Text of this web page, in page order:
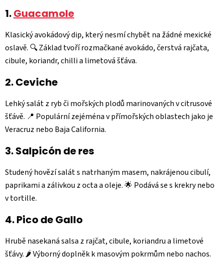
1.Guacamole
Klasický avokádový dip, který nesmí chybět na žádné mexické
oslavě. 🔍 Základ tvoří rozmačkané avokádo, čerstvá rajčata,
cibule, koriandr, chilli a limetová šťáva.
2.Ceviche
Lehký salát z ryb či mořských plodů marinovaných v citrusové
šťávě. 📍 Populární zejéména v přímořských oblastech jako je
Veracruz nebo Baja California.
3.Salpicón de res
Studený hovězí salát s natrhaným masem, nakrájenou cibulí,
paprikami a zálivkou z octa a oleje. 🌟 Podává se s krekry nebo
v tortille.
4.Pico de Gallo
Hrubě nasekaná salsa z rajčat, cibule, koriandru a limetové
šťávy. 🌶️ Výborný doplněk k masovým pokrmům nebo nachos.